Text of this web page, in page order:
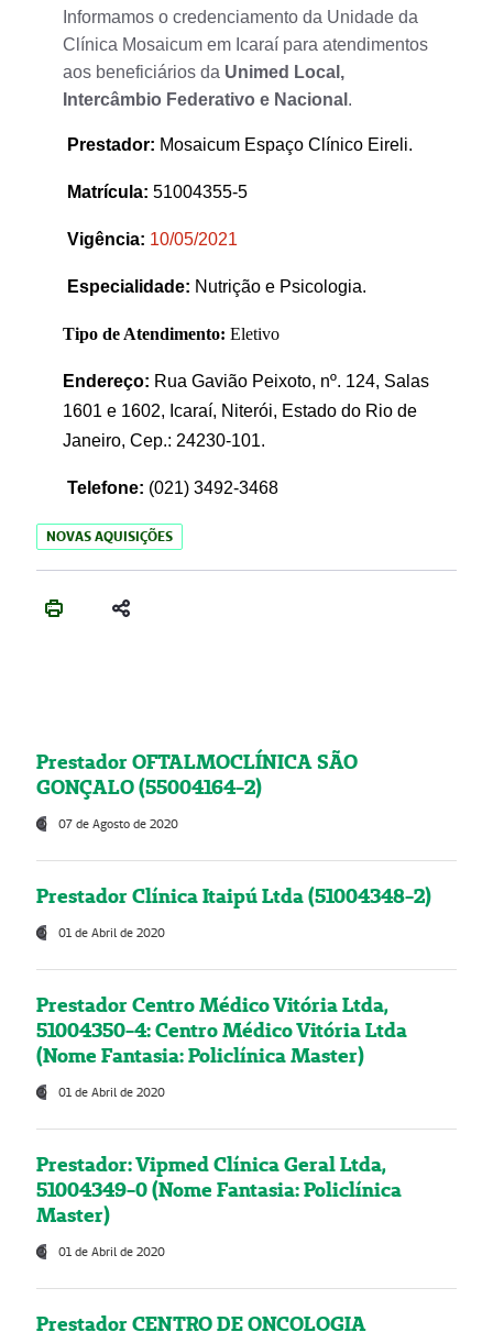
Informamos o credenciamento da Unidade da
Clínica Mosaicum em Icaraí para atendimentos
aos beneficiários da Unimed Local,
Intercâmbio Federativo e Nacional .
Prestador: Mosaicum Espaço Clínico Eireli.
Matrícula: 51004355-5
Vigência: 10/05/2021
Especialidade: Nutrição e Psicologia.
Tipo de Atendimento: Eletivo
Endereço: Rua Gavião Peixoto, nº. 124, Salas
1601 e 1602, Icaraí, Niterói, Estado do Rio de
Janeiro, Cep.: 24230-101.
Telefone: (021) 3492-3468
NOVAS AQUISIÇÕES
Prestador OFTALMOCLÍNICA SÃO
GONÇALO (55004164-2)
07 de Agosto de 2020
Prestador Clínica Itaipú Ltda (51004348-2)
01 de Abril de 2020
Prestador Centro Médico Vitória Ltda,
51004350-4: Centro Médico Vitória Ltda
(Nome Fantasia: Policlínica Master)
01 de Abril de 2020
Prestador: Vipmed Clínica Geral Ltda,
51004349-0 (Nome Fantasia: Policlínica
Master)
01 de Abril de 2020
Prestador CENTRO DE ONCOLOGIA